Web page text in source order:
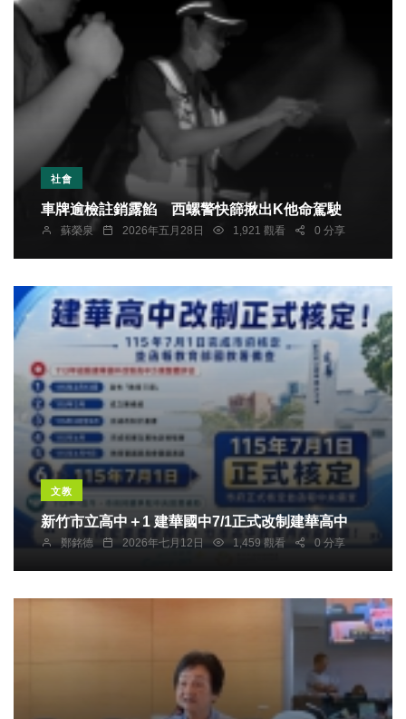
社會
車牌逾檢註銷露餡 西螺警快篩揪出K他命駕駛
蘇榮泉 2026年五月28日 1,921 觀看 0 分享
文教
新竹市立高中＋1 建華國中7/1正式改制建華高中
鄭銘德 2026年七月12日 1,459 觀看 0 分享